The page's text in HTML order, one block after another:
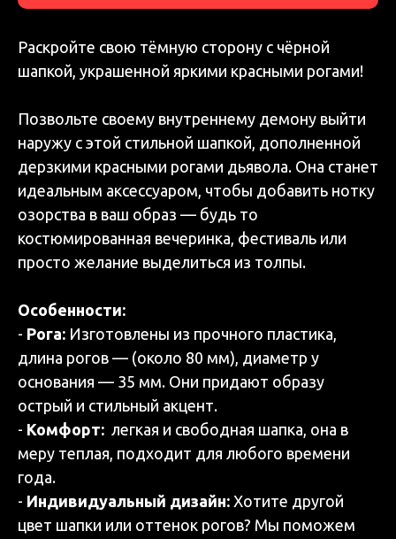
Раскройте свою тёмную сторону с чёрной
шапкой, украшенной яркими красными рогами!
Позвольте своему внутреннему демону выйти
наружу с этой стильной шапкой, дополненной
дерзкими красными рогами дьявола. Она станет
идеальным аксессуаром, чтобы добавить нотку
озорства в ваш образ — будь то
костюмированная вечеринка, фестиваль или
просто желание выделиться из толпы.
Особенности:
- Рога: Изготовлены из прочного пластика,
длина рогов — (около 80 мм), диаметр у
основания — 35 мм. Они придают образу
острый и стильный акцент.
- Комфорт: легкая и свободная шапка, она в
меру теплая, подходит для любого времени
года.
- Индивидуальный дизайн: Хотите другой
цвет шапки или оттенок рогов? Мы поможем